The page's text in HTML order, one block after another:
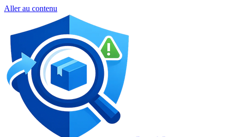
Aller au contenu